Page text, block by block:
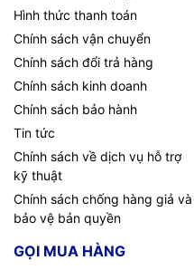
Hình thức thanh toán
Chính sách vận chuyển
Chính sách đổi trả hàng
Chính sách kinh doanh
Chính sách bảo hành
Tin tức
Chính sách về dịch vụ hỗ trợ
kỹ thuật
Chính sách chống hàng giả và
bảo vệ bản quyền
GỌI MUA HÀNG